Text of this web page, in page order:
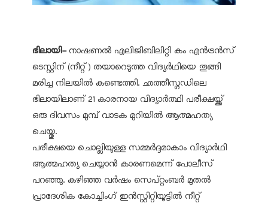
ഭിലായി-നാഷണല്‍ എലിജിബിലിറ്റി കം എന്‍ട്രന്‍സ്
ടെസ്റ്റിന് (നീറ്റ്) തയാറെടുത്ത വിദ്യര്‍ഥിയെ തൂങ്ങി
മരിച്ച നിലയില്‍ കണ്ടെത്തി. ഛത്തീസ്ഗഡിലെ
ഭിലായിലാണ് 21 കാരനായ വിദ്യാര്‍ത്ഥി പരീക്ഷയ്ക്ക്
ഒരു ദിവസം മുമ്പ് വാടക മുറിയില്‍ ആത്മഹത്യ
ചെയ്തു.
പരീക്ഷയെ ചൊല്ലിയുള്ള സമ്മര്‍ദ്ദമാകാം വിദ്യാര്‍ഥി
ആത്മഹത്യ ചെയ്യാന്‍ കാരണമെന്ന് പോലീസ്
പറഞ്ഞു. കഴിഞ്ഞ വര്‍ഷം സെപ്റ്റംബര്‍ മുതല്‍
പ്രാദേശിക കോച്ചിംഗ് ഇന്‍സ്റ്റിറ്റിയൂട്ടില്‍ നീറ്റ്